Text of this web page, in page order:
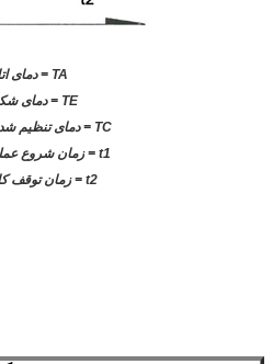
TA = دمای اتاق
TE = دمای شکننده
TC = دمای تنظیم شده در بشکه
t1 = زمان شروع عملیات بشکه
t2 = زمان توقف کار بشکه